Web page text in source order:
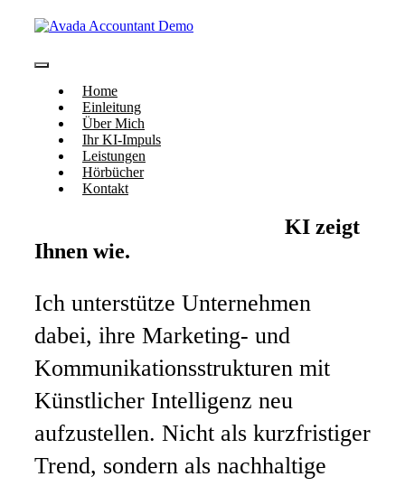
Toggle
Navigation
Home
Einleitung
Über Mich
Ihr KI-Impuls
Leistungen
Hörbücher
Kontakt
KI zeigt
Ihnen wie.
Ich unterstütze Unternehmen
dabei, ihre Marketing- und
Kommunikationsstrukturen mit
Künstlicher Intelligenz neu
aufzustellen. Nicht als kurzfristiger
Trend, sondern als nachhaltige